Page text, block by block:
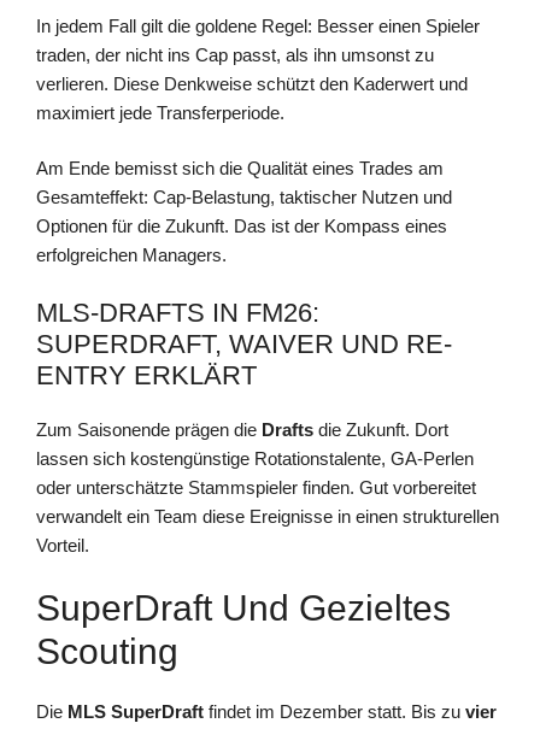
In jedem Fall gilt die goldene Regel: Besser einen Spieler
traden, der nicht ins Cap passt, als ihn umsonst zu
verlieren. Diese Denkweise schützt den Kaderwert und
maximiert jede Transferperiode.
Am Ende bemisst sich die Qualität eines Trades am
Gesamteffekt: Cap-Belastung, taktischer Nutzen und
Optionen für die Zukunft. Das ist der Kompass eines
erfolgreichen Managers.
MLS-DRAFTS IN FM26:
SUPERDRAFT, WAIVER UND RE-
ENTRY ERKLÄRT
Zum Saisonende prägen die Drafts die Zukunft. Dort
lassen sich kostengünstige Rotationstalente, GA-Perlen
oder unterschätzte Stammspieler finden. Gut vorbereitet
verwandelt ein Team diese Ereignisse in einen strukturellen
Vorteil.
SuperDraft Und Gezieltes
Scouting
Die MLS SuperDraft findet im Dezember statt. Bis zu vier